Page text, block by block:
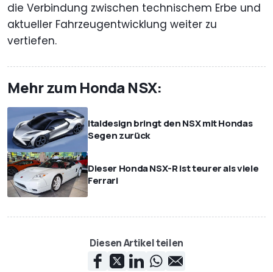
die Verbindung zwischen technischem Erbe und
aktueller Fahrzeugentwicklung weiter zu
vertiefen.
Mehr zum Honda NSX:
Italdesign bringt den NSX mit Hondas
Segen zurück
Dieser Honda NSX-R ist teurer als viele
Ferrari
Diesen Artikel teilen